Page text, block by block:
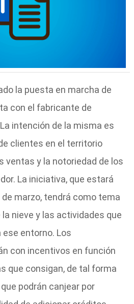
la puesta en marcha de
con el fabricante de
intención de la misma es
clientes en el territorio
ventas y la notoriedad de los
La iniciativa, que estará
marzo, tendrá como tema
nieve y las actividades que
ese entorno. Los
con incentivos en función
que consigan, de tal forma
podrán canjear por